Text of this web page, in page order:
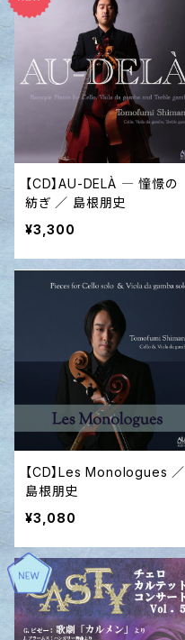
【CD】AU-DELÀ ― 憧憬の
紡ぎ ／ 島根朋史
¥3,300
【CD】Les Monologues ／
島根朋史
¥3,080